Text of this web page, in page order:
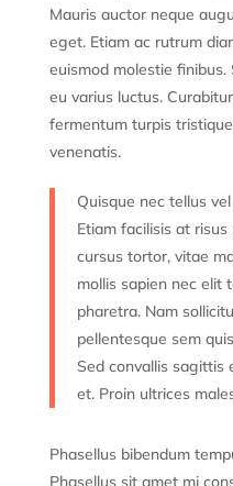
Mauris auctor neque
eget. Etiam ac rutrum
euismod molestie
eu varius luctus.
fermentum turpis
venenatis.
Quisque nec tellus
Etiam facilisis at
cursus tortor, vitae
mollis sapien nec elit
pharetra. Nam
pellentesque sem
Sed convallis sagittis
et. Proin ultrices
Phasellus bibendum
Phasellus sit amet mi